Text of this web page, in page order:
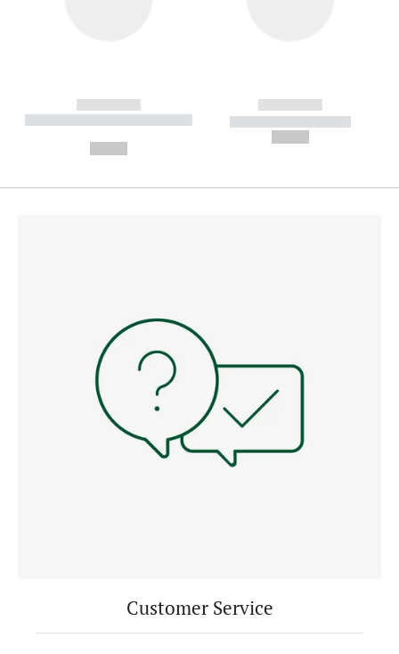
------------
----------- ----------- --------
------------
----------- -----------
Customer Service